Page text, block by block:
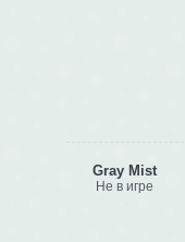
Gray Mist
Не в игре